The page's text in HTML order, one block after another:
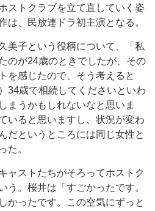
ストクラブを立て直していく姿
は、民放連ドラ初主演となる。
美子という役柄について、「私
のが24歳のときでしたが、その
を感じたので、そう考えると
34歳で相続してくださいといわ
まうかもしれないなと思いま
いると思いますし、状況が変わ
だというところには同じ女性と
た。
ャストたちがそろってホストク
う。桜井は「すごかったです。
かったです。この空気にずっと